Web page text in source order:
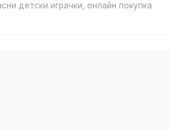
детски играчки, онлайн покупка